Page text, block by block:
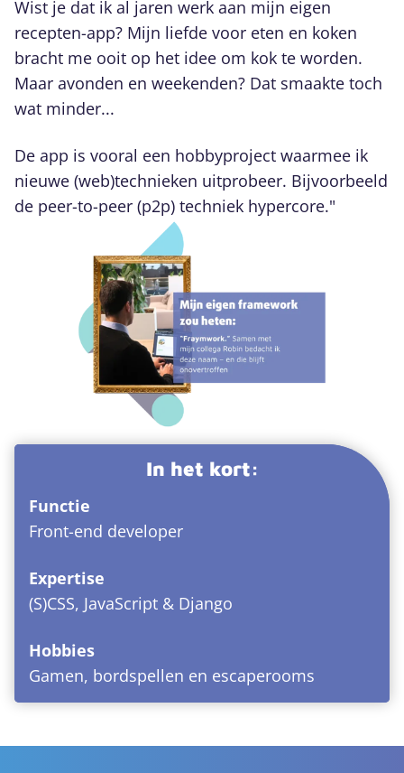
Wist je dat ik al jaren werk aan mijn eigen
recepten-app? Mijn liefde voor eten en koken
bracht me ooit op het idee om kok te worden.
Maar avonden en weekenden? Dat smaakte toch
wat minder...
De app is vooral een hobbyproject waarmee ik
nieuwe (web)technieken uitprobeer. Bijvoorbeeld
de peer-to-peer (p2p) techniek hypercore."
In het kort:
Functie
Front-end developer
Expertise
(S)CSS, JavaScript & Django
Hobbies
Gamen, bordspellen en escaperooms